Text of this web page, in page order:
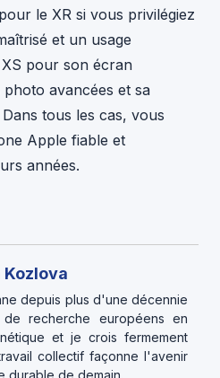
le XR si vous privilégiez
et un usage
XS pour son écran
avancées et sa
tous les cas, vous
Apple fiable et
années.
Kozlova
depuis plus d'une décennie
recherche européens en
et je crois fermement
collectif façonne l'avenir
durable de demain.